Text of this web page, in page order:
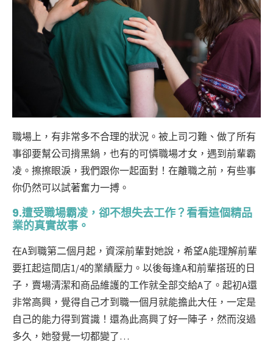
職場上，有非常多不合理的狀況。被上司刁難、做了所有
事卻要幫公司揹黑鍋，也有的可憐職場才女，遇到前輩霸
凌。擦擦眼淚，我們跟你一起面對！在離職之前，有些事
你仍然可以試著奮力一搏。
9.遭受職場霸凌，卻不想失去工作？看看這個精品
業的真實故事。
在A到職第二個月起，資深前輩對她說，希望A能理解前輩
要扛起這間店1/4的業績壓力。以後每逢A和前輩搭班的日
子，賣場清潔和商品維護的工作就全部交給A了。起初A還
非常高興，覺得自己才到職一個月就能擔此大任，一定是
自己的能力得到賞識！還為此高興了好一陣子，然而沒過
多久，她發覺一切都變了…